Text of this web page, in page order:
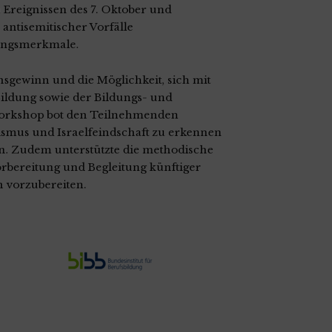
des 7. Oktober und
Vorfälle
und die Möglichkeit, sich mit
sowie der Bildungs- und
bot den Teilnehmenden
und Israelfeindschaft zu erkennen
Zudem unterstützte die methodische
und Begleitung künftiger
vorzubereiten.